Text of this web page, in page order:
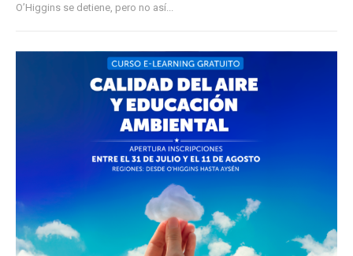
O’Higgins se detiene, pero no así...